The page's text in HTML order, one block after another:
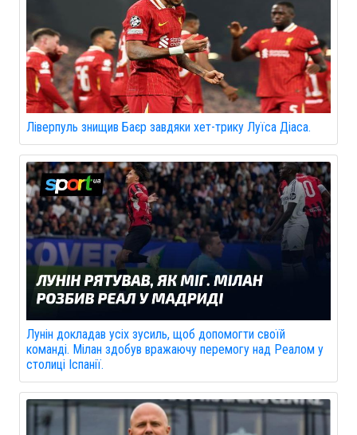
Ліверпуль знищив Баєр завдяки хет-трику Луїса Діаса.
Лунін докладав усіх зусиль, щоб допомогти своїй
команді. Мілан здобув вражаючу перемогу над Реалом у
столиці Іспанії.